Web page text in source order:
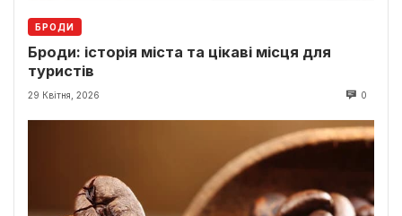
БРОДИ
Броди: історія міста та цікаві місця для
туристів
29 Квітня, 2026 0